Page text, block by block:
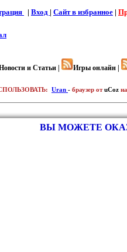
| Вход | Cайт в избранное |
и Статьи | Игры онлайн |
Uran - браузер отuCoz
ВЫ МОЖЕТЕ